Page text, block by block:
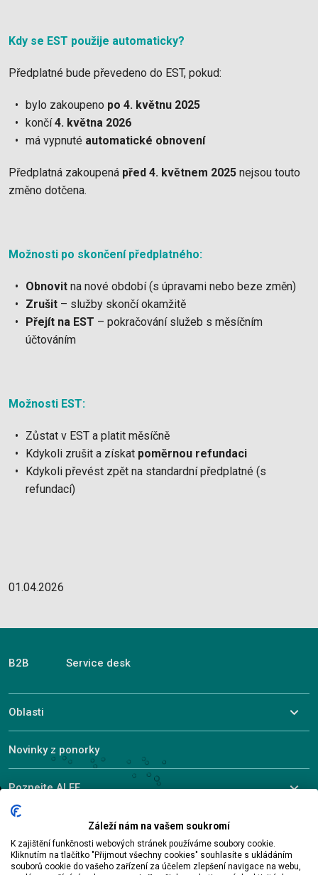
Kdy se EST použije automaticky?
Předplatné bude převedeno do EST, pokud:
bylo zakoupeno po 4. květnu 2025
končí4. května 2026
má vypnuté automatické obnovení
Předplatná zakoupená před 4. květnem 2025 nejsou touto
změno dotčena.
Možnosti po skončení předplatného:
Obnovit na nové období (s úpravami nebo beze změn)
Zrušit – služby skončí okamžitě
Přejít na EST – pokračování služeb s měsíčním
účtováním
Možnosti EST:
Zůstat v EST a platit měsíčně
Kdykoli zrušit a získat poměrnou refundaci
Kdykoli převést zpět na standardní předplatné (s
refundací)
01.04.2026
B2B Service desk
Oblasti
Novinky z ponorky
Poznejte ALEF
© 2026 ALEF Group. All rights reserved
Záleží nám na vašem soukromí
K zajištění funkčnosti webových stránek používáme soubory cookie.
Kliknutím na tlačítko "Přijmout všechny cookies" souhlasíte s ukládáním
souborů cookie do vašeho zařízení za účelem zlepšení navigace na webu,